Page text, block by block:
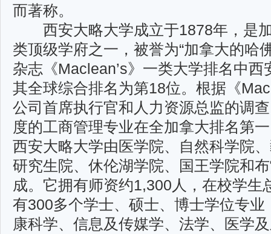
而著称。
西安大略大学成立于1878年，是
类顶级学府之一，被誉为“加拿大的哈
杂志《Maclean’s》一类大学排名中
其全球综合排名为第18位。根据《
公司首席执行官和人力资源总监的调
度的工商管理专业在全加拿大排名第
西安大略大学由医学院、自然科学院
研究生院、休伦湖学院、国王学院和
成。它拥有师资约1,300人，在校学生
有300多个学士、硕士、博士学位专
康科学、信息及传媒学、法学、医学